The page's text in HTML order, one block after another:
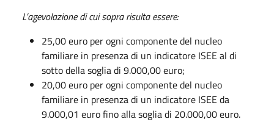
L’agevolazione di cui sopra risulta essere:
25,00 euro per ogni componente del nucleo
familiare in presenza di un indicatore ISEE al di
sotto della soglia di 9.000,00 euro;
20,00 euro per ogni componente del nucleo
familiare in presenza di un indicatore ISEE da
9.000,01 euro fino alla soglia di 20.000,00 euro.